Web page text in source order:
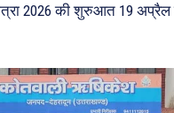
2026 की शुरुआत 19